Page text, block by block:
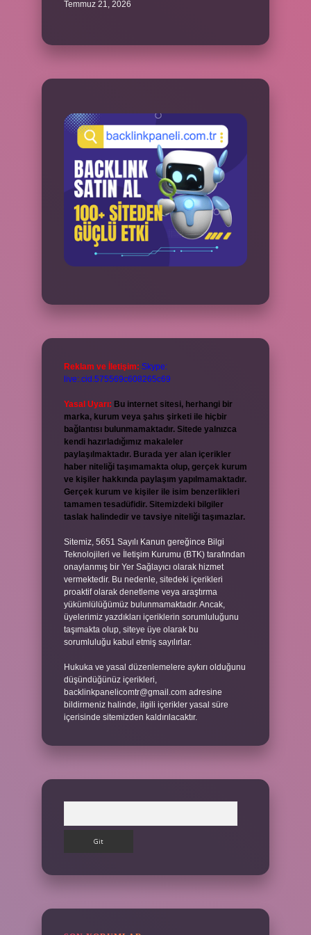
Temmuz 21, 2026
Reklam ve İletişim: Skype:
live:.cid.575569c608265c69
Yasal Uyarı: Bu internet sitesi, herhangi bir
marka, kurum veya şahıs şirketi ile hiçbir
bağlantısı bulunmamaktadır. Sitede yalnızca
kendi hazırladığımız makaleler
paylaşılmaktadır. Burada yer alan içerikler
haber niteliği taşımamakta olup, gerçek kurum
ve kişiler hakkında paylaşım yapılmamaktadır.
Gerçek kurum ve kişiler ile isim benzerlikleri
tamamen tesadüfidir. Sitemizdeki bilgiler
taslak halindedir ve tavsiye niteliği taşımazlar.
Sitemiz, 5651 Sayılı Kanun gereğince Bilgi
Teknolojileri ve İletişim Kurumu (BTK) tarafından
onaylanmış bir Yer Sağlayıcı olarak hizmet
vermektedir. Bu nedenle, sitedeki içerikleri
proaktif olarak denetleme veya araştırma
yükümlülüğümüz bulunmamaktadır. Ancak,
üyelerimiz yazdıkları içeriklerin sorumluluğunu
taşımakta olup, siteye üye olarak bu
sorumluluğu kabul etmiş sayılırlar.
Hukuka ve yasal düzenlemelere aykırı olduğunu
düşündüğünüz içerikleri,
backlinkpanelicomtr@gmail.com adresine
bildirmeniz halinde, ilgili içerikler yasal süre
içerisinde sitemizden kaldırılacaktır.